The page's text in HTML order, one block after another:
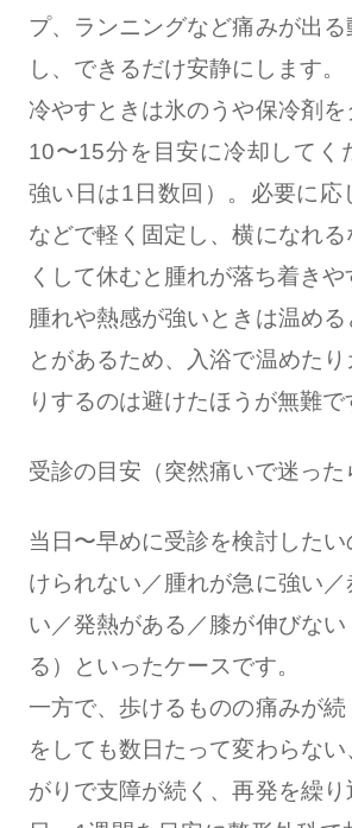
プ、ランニングなど痛みが出
し、できるだけ安静にします。
冷やすときは氷のうや保冷剤を
10〜15分を目安に冷却してく
強い日は1日数回）。必要に応
などで軽く固定し、横になれ
くして休むと腫れが落ち着きや
腫れや熱感が強いときは温める
とがあるため、入浴で温めた
りするのは避けたほうが無難で
受診の目安（突然痛いで迷った
当日〜早めに受診を検討した
けられない／腫れが急に強い
い／発熱がある／膝が伸びな
る）といったケースです。
一方で、歩けるものの痛みが
をしても数日たって変わらな
がりで支障が続く、再発を繰